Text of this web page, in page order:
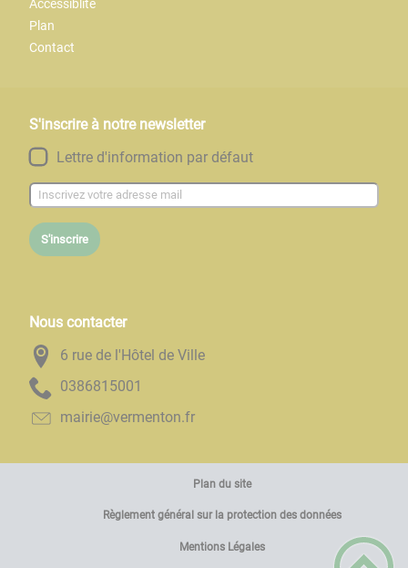
Accessiblité
Plan
Contact
S'inscrire à notre newsletter
Lettre d'information par défaut
S'inscrire
Nous contacter
6 rue de l'Hôtel de Ville
1005186830
rf.notnemrev@eiriam
Plan du site
Règlement général sur la protection des données
Mentions Légales